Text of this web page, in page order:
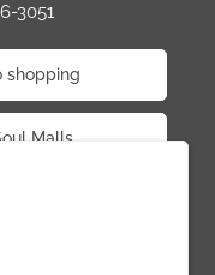
3051
shopping
Malls
Plaza